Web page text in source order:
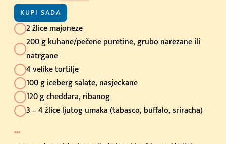
KUPI SADA
2 žlice majoneze
200 g kuhane/pečene puretine, grubo narezane ili
natrgane
4 velike tortilje
100 g iceberg salate, nasjeckane
120 g cheddara, ribanog
3 – 4 žlice ljutog umaka (tabasco, buffalo, sriracha)